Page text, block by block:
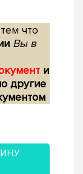
что
Вы в
и
другие